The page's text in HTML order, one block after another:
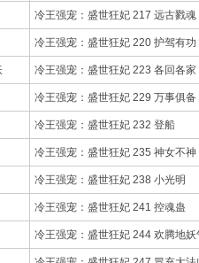
冷王强宠：盛世狂妃 217 远古戮魂
冷王强宠：盛世狂妃 220 护驾有功
冷王强宠：盛世狂妃 223 各回各家
冷王强宠：盛世狂妃 229 万事俱备
冷王强宠：盛世狂妃 232 登船
冷王强宠：盛世狂妃 235 神女不神
冷王强宠：盛世狂妃 238 小光明
冷王强宠：盛世狂妃 241 控魂蛊
冷王强宠：盛世狂妃 244 欢腾地妖